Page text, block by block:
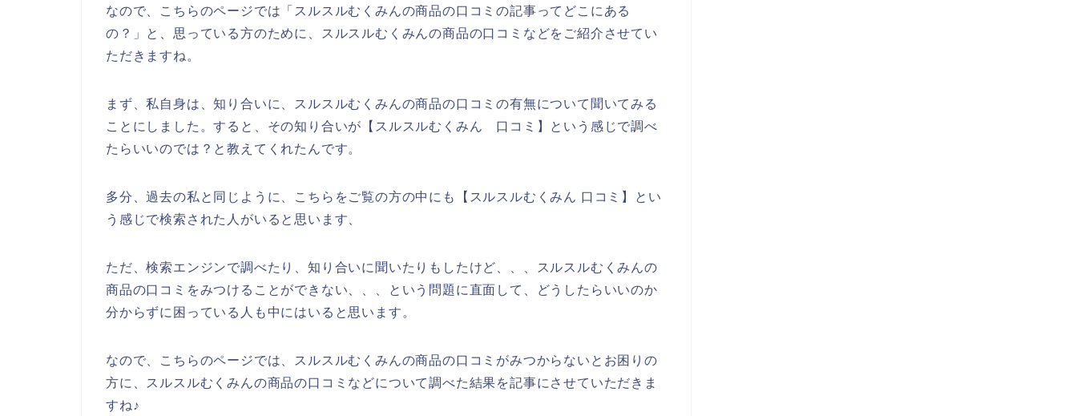
なので、こちらのページでは「スルスルむくみんの商品の口コミの記事ってどこにある
の？」と、思っている方のために、スルスルむくみんの商品の口コミなどをご紹介させてい
ただきますね。
まず、私自身は、知り合いに、スルスルむくみんの商品の口コミの有無について聞いてみる
ことにしました。すると、その知り合いが【スルスルむくみん 口コミ】という感じで調べ
たらいいのでは？と教えてくれたんです。
多分、過去の私と同じように、こちらをご覧の方の中にも【スルスルむくみん 口コミ】とい
う感じで検索された人がいると思います、
ただ、検索エンジンで調べたり、知り合いに聞いたりもしたけど、、、スルスルむくみんの
商品の口コミをみつけることができない、、、という問題に直面して、どうしたらいいのか
分からずに困っている人も中にはいると思います。
なので、こちらのページでは、スルスルむくみんの商品の口コミがみつからないとお困りの
方に、スルスルむくみんの商品の口コミなどについて調べた結果を記事にさせていただきま
すね♪